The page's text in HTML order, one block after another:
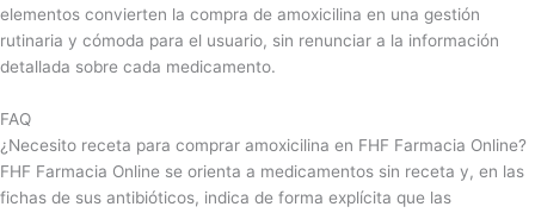
elementos convierten la compra de amoxicilina en una gestión
rutinaria y cómoda para el usuario, sin renunciar a la información
detallada sobre cada medicamento.
FAQ
¿Necesito receta para comprar amoxicilina en FHF Farmacia Online?
FHF Farmacia Online se orienta a medicamentos sin receta y, en las
fichas de sus antibióticos, indica de forma explícita que las